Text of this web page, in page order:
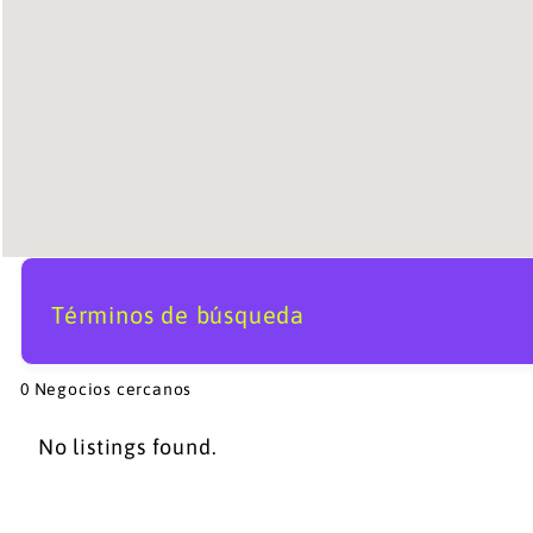
Términos de búsqueda
0 Negocios cercanos
No listings found.